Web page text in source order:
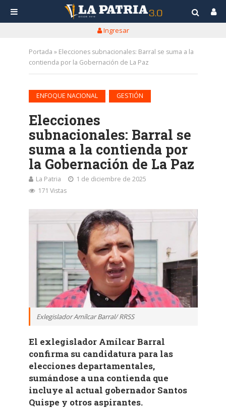
Ingresar
Portada » Elecciones subnacionales: Barral se suma a la
contienda por la Gobernación de La Paz
ENFOQUE NACIONAL GESTIÓN
Elecciones
subnacionales: Barral se
suma a la contienda por
la Gobernación de La Paz
La Patria
1 de diciembre de 2025
171 Vistas
Exlegislador Amílcar Barral/ RRSS
El exlegislador Amílcar Barral
confirma su candidatura para las
elecciones departamentales,
sumándose a una contienda que
incluye al actual gobernador Santos
Quispe y otros aspirantes.